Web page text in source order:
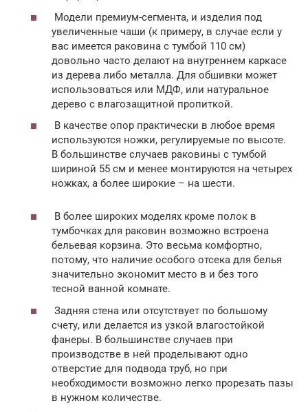
Модели премиум-сегмента, и изделия под
увеличенные чаши (к примеру, в случае если у
вас имеется раковина с тумбой 110 см)
довольно часто делают на внутреннем каркасе
из дерева либо металла. Для обшивки может
использоваться или МДФ, или натуральное
дерево с влагозащитной пропиткой.
В качестве опор практически в любое время
используются ножки, регулируемые по высоте.
В большинстве случаев раковины с тумбой
шириной 55 см и менее монтируются на четырех
ножках, а более широкие – на шести.
В более широких моделях кроме полок в
тумбочках для раковин возможно встроена
бельевая корзина. Это весьма комфортно,
потому, что наличие особого отсека для белья
значительно экономит место в и без того
тесной ванной комнате.
Задняя стена или отсутствует по большому
счету, или делается из узкой влагостойкой
фанеры. В большинстве случаев при
производстве в ней проделывают одно
отверстие для подвода труб, но при
необходимости возможно легко прорезать пазы
в нужном количестве.